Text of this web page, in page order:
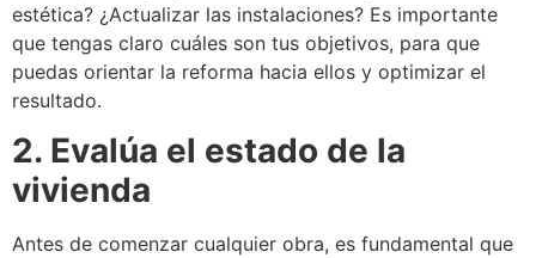
estética? ¿Actualizar las instalaciones? Es importante
que tengas claro cuáles son tus objetivos, para que
puedas orientar la reforma hacia ellos y optimizar el
resultado.
2. Evalúa el estado de la
vivienda
Antes de comenzar cualquier obra, es fundamental que